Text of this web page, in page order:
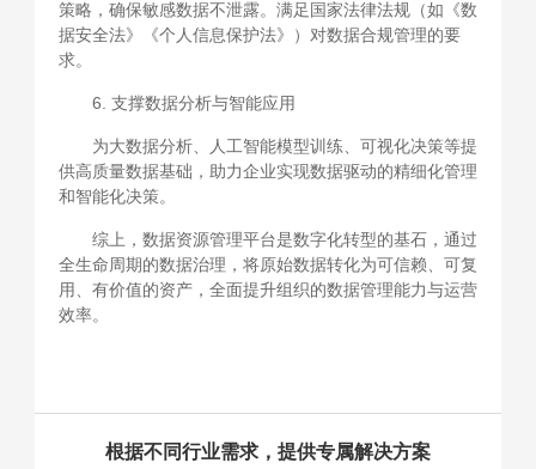
策略，确保敏感数据不泄露。满足国家法律法规（如《数
据安全法》《个人信息保护法》）对数据合规管理的要
求。
6. 支撑数据分析与智能应用
为大数据分析、人工智能模型训练、可视化决策等提
供高质量数据基础，助力企业实现数据驱动的精细化管理
和智能化决策。
综上，数据资源管理平台是数字化转型的基石，通过
全生命周期的数据治理，将原始数据转化为可信赖、可复
用、有价值的资产，全面提升组织的数据管理能力与运营
效率。
根据不同行业需求，提供专属解决方案